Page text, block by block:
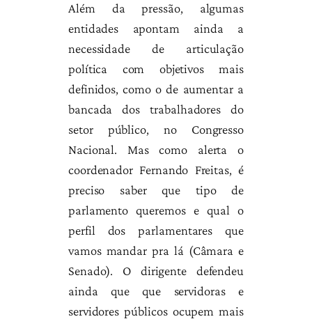
Além da pressão, algumas
entidades apontam ainda a
necessidade de articulação
política com objetivos mais
definidos, como o de aumentar a
bancada dos trabalhadores do
setor público, no Congresso
Nacional. Mas como alerta o
coordenador Fernando Freitas, é
preciso saber que tipo de
parlamento queremos e qual o
perfil dos parlamentares que
vamos mandar pra lá (Câmara e
Senado). O dirigente defendeu
ainda que que servidoras e
servidores públicos ocupem mais